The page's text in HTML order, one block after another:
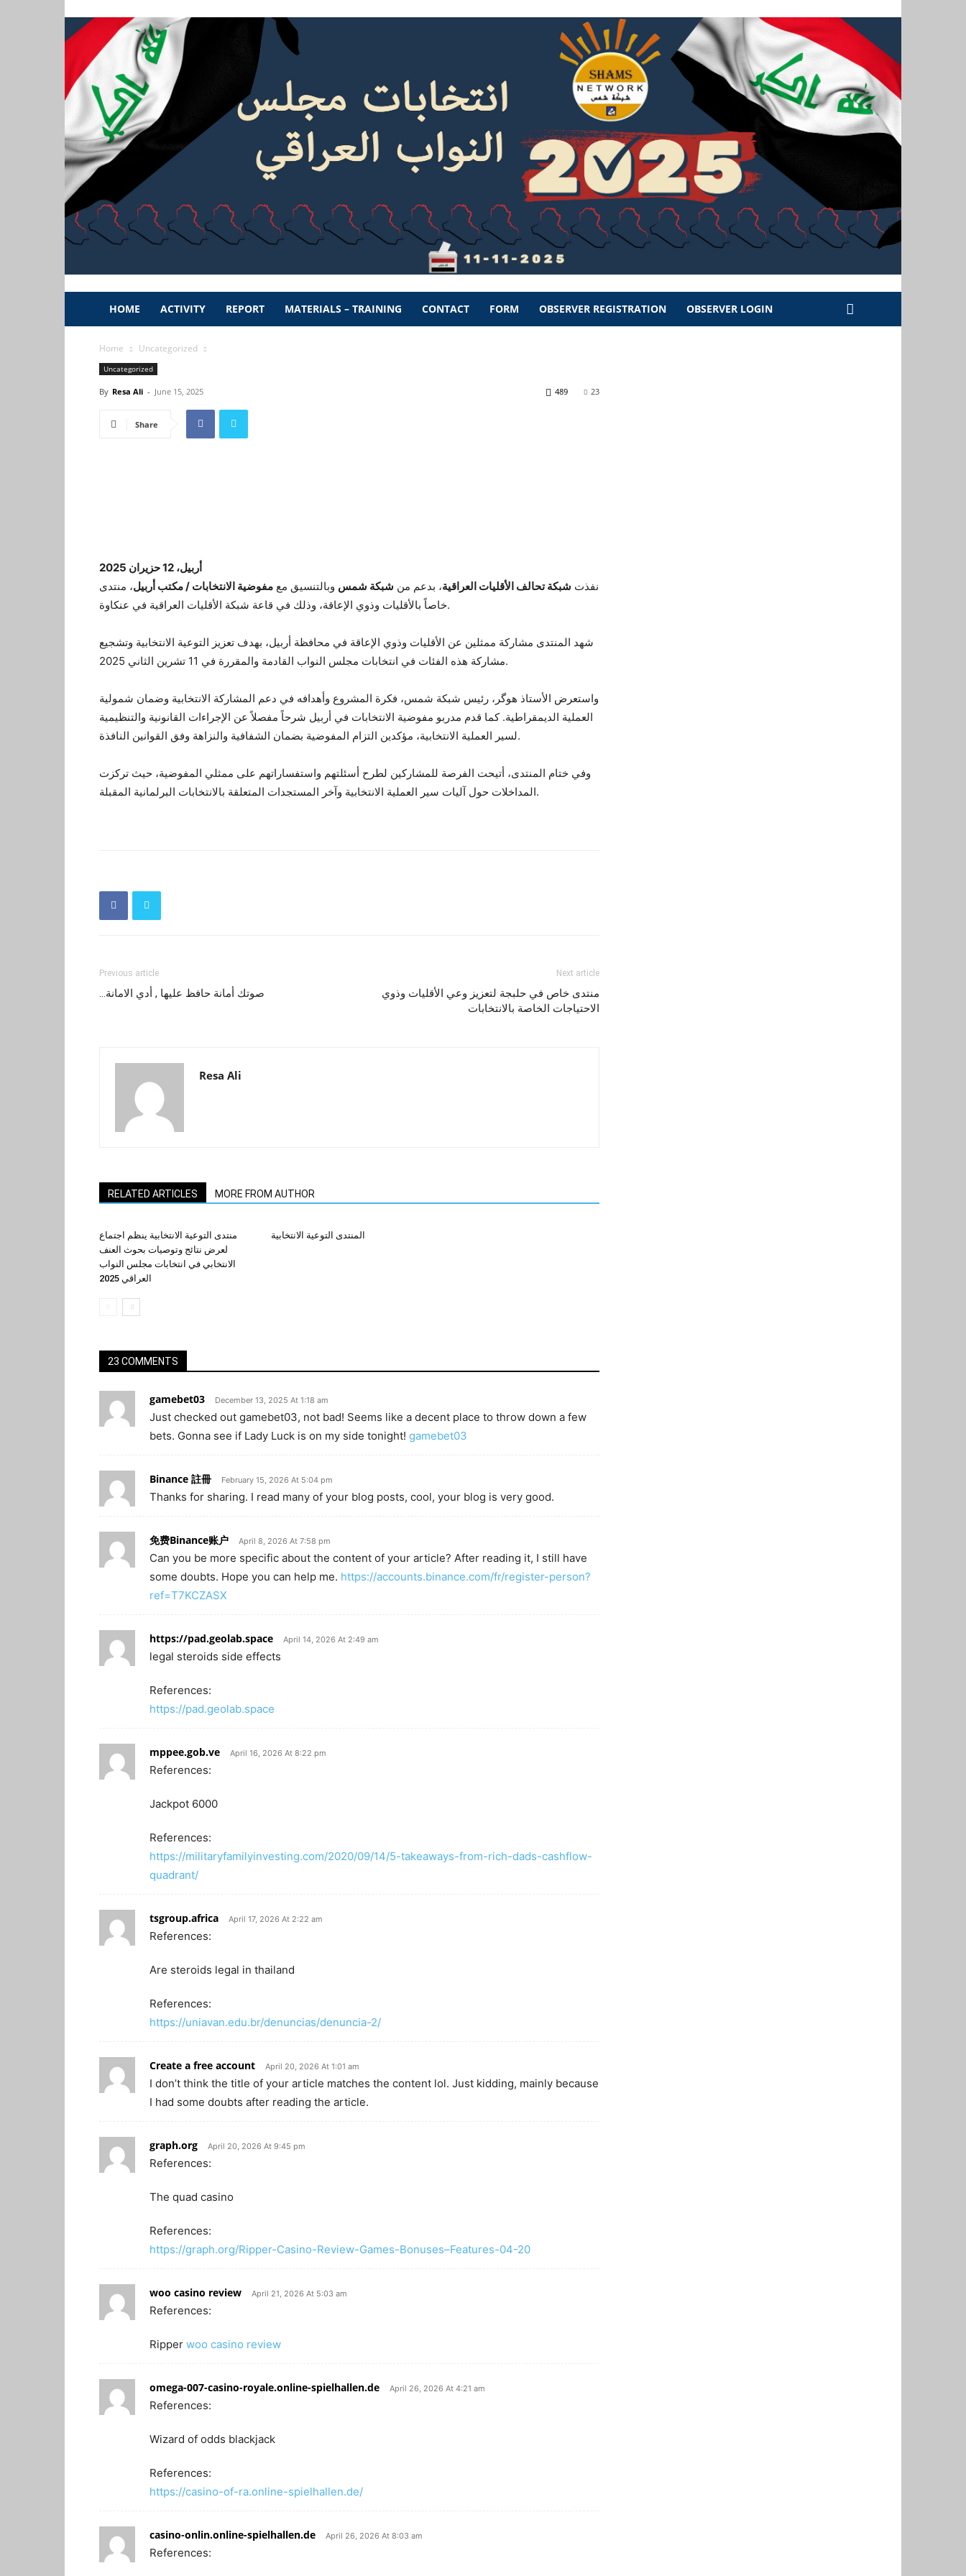
HOME ACTIVITY REPORT MATERIALS – TRAINING CONTACT FORM OBSERVER REGISTRATION OBSERVER LOGIN
Home Uncategorized
Uncategorized
By Resa Ali - June 15, 2025 23
489
Share
أربيل، 12 حزيران 2025
نفذت شبكة تحالف الأقليات العراقية، بدعم من شبكة شمس وبالتنسيق مع مفوضية الانتخابات / مكتب أربيل، منتدى
خاصاً بالأقليات وذوي الإعاقة، وذلك في قاعة شبكة الأقليات العراقية في عنكاوة.
شهد المنتدى مشاركة ممثلين عن الأقليات وذوي الإعاقة في محافظة أربيل، بهدف تعزيز التوعية الانتخابية وتشجيع
مشاركة هذه الفئات في انتخابات مجلس النواب القادمة والمقررة في 11 تشرين الثاني 2025.
واستعرض الأستاذ هوگر، رئيس شبكة شمس، فكرة المشروع وأهدافه في دعم المشاركة الانتخابية وضمان شمولية
العملية الديمقراطية. كما قدم مدربو مفوضية الانتخابات في أربيل شرحاً مفصلاً عن الإجراءات القانونية والتنظيمية
لسير العملية الانتخابية، مؤكدين التزام المفوضية بضمان الشفافية والنزاهة وفق القوانين النافذة.
وفي ختام المنتدى، أتيحت الفرصة للمشاركين لطرح أسئلتهم واستفساراتهم على ممثلي المفوضية، حيث تركزت
المداخلات حول آليات سير العملية الانتخابية وآخر المستجدات المتعلقة بالانتخابات البرلمانية المقبلة.
Previous article
…صوتك أمانة حافظ عليها , أدي الامانة
Next article
منتدى خاص في حلبجة لتعزيز وعي الأقليات وذوي
الاحتياجات الخاصة بالانتخابات
Resa Ali
RELATED ARTICLES MORE FROM AUTHOR
منتدى التوعية الانتخابية ينظم اجتماع
لعرض نتائج وتوصيات بحوث العنف
الانتخابي في انتخابات مجلس النواب
العراقي 2025
المنتدى التوعية الانتخابية
23 COMMENTS
gamebet03 December 13, 2025 At 1:18 am
Just checked out gamebet03, not bad! Seems like a decent place to throw down a few
bets. Gonna see if Lady Luck is on my side tonight! gamebet03
Binance 註冊 February 15, 2026 At 5:04 pm
Thanks for sharing. I read many of your blog posts, cool, your blog is very good.
免费Binance账户 April 8, 2026 At 7:58 pm
Can you be more specific about the content of your article? After reading it, I still have
some doubts. Hope you can help me. https://accounts.binance.com/fr/register-person?
ref=T7KCZASX
https://pad.geolab.space April 14, 2026 At 2:49 am
legal steroids side effects
References:
https://pad.geolab.space
mppee.gob.ve April 16, 2026 At 8:22 pm
References:
Jackpot 6000
References:
https://militaryfamilyinvesting.com/2020/09/14/5-takeaways-from-rich-dads-cashflow-
quadrant/
tsgroup.africa April 17, 2026 At 2:22 am
References:
Are steroids legal in thailand
References:
https://uniavan.edu.br/denuncias/denuncia-2/
Create a free account April 20, 2026 At 1:01 am
I don’t think the title of your article matches the content lol. Just kidding, mainly because
I had some doubts after reading the article.
graph.org April 20, 2026 At 9:45 pm
References:
The quad casino
References:
https://graph.org/Ripper-Casino-Review-Games-Bonuses–Features-04-20
woo casino review April 21, 2026 At 5:03 am
References:
Ripper woo casino review
omega-007-casino-royale.online-spielhallen.de April 26, 2026 At 4:21 am
References:
Wizard of odds blackjack
References:
https://casino-of-ra.online-spielhallen.de/
casino-onlin.online-spielhallen.de April 26, 2026 At 8:03 am
References: